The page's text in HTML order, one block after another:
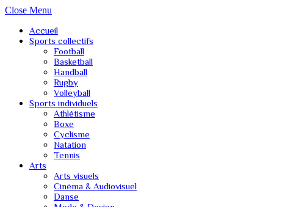
Close Menu
Accueil
Sports collectifs
Football
Basketball
Handball
Rugby
Volleyball
Sports individuels
Athlétisme
Boxe
Cyclisme
Natation
Tennis
Arts
Arts visuels
Cinéma & Audiovisuel
Danse